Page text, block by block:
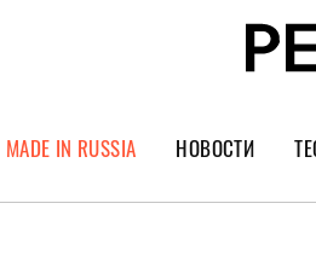
MADE IN RUSSIA НОВОСТИ